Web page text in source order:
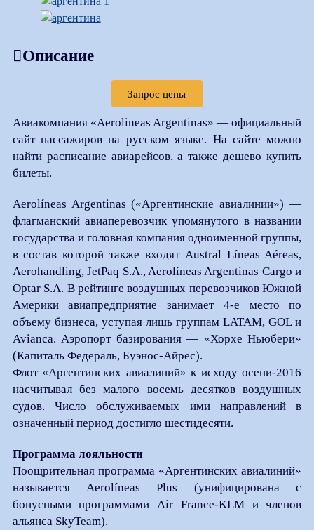
Описание
Запрос цены
Авиакомпания «Aerolineas Argentinas» — официальный
сайт пассажиров на русском языке. На сайте можно
найти расписание авиарейсов, а также дешево купить
билеты.
Aerolíneas Argentinas («Аргентинские авиалинии») —
флагманский авиаперевозчик упомянутого в названии
государства и головная компания одноименной группы,
в состав которой также входят Austral Líneas Aéreas,
Aerohandling, JetPaq S.A., Aerolíneas Argentinas Cargo и
Optar S.A. В рейтинге воздушных перевозчиков Южной
Америки авиапредприятие занимает 4-е место по
объему бизнеса, уступая лишь группам LATAM, GOL и
Avianca. Аэропорт базирования — «Хорхе Ньюбери»
(Капиталь Федераль, Буэнос-Айрес).
Флот «Аргентинских авиалиний» к исходу осени-2016
насчитывал без малого восемь десятков воздушных
судов. Число обслуживаемых ими направлений в
означенный период достигло шестидесяти.
Программа лояльности
Поощрительная программа «Аргентинских авиалиний»
называется Aerolíneas Plus (унифицирована с
бонусными программами Air France-KLM и членов
альянса SkyTeam).